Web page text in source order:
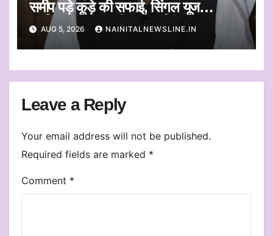
समीप पड़े कूड़े की सफाई, सिंगल यूज
प्लास्टिक का एकत्रीकरण व किया जाएगा
निस्तारण
AUG 5, 2026 NAINITALNEWSLINE.IN
Leave a Reply
Your email address will not be published.
Required fields are marked *
Comment *